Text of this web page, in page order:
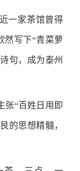
一家茶馆曾得
然写下“青菜萝
句，成为泰州
张“百姓日用即
的思想精髓，